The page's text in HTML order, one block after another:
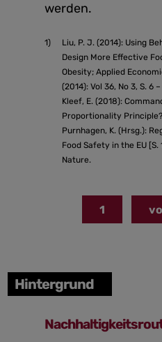
werden.
1)
Liu, P. J. (2014): Using
Design More Effective
Obesity; Applied
(2014): Vol 36, No 3, S. 6
Kleef, E. (2018):
Proportionality
Purnhagen, K. (Hrsg.):
Food Safety in the EU [S.
Nature.
1
Hintergrund